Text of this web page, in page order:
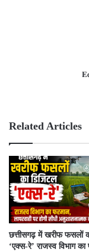
Related Articles
​छत्तीसगढ़ में खरीफ फसलों
‘एक्स-रे’ राजस्व विभाग का